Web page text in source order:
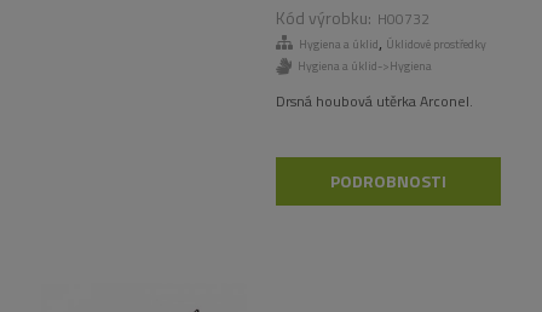
H00732
Hygiena a úklid, Úklidové prostředky
Hygiena a úklid->Hygiena
Drsná houbová utěrka Arconel.
PODROBNOSTI